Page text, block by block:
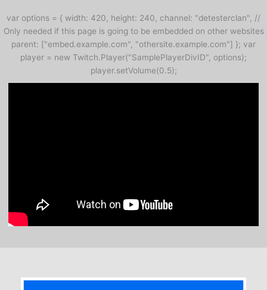
var options = { width: 420, height: 240, channel: "detesterclan", //
Only needed if this page is going to be embedded on other websites
parent: ["embed.example.com", "othersite.example.com"] }; var
player = new Twitch.Player("SamplePlayerDivID", options);
player.setVolume(0.5);